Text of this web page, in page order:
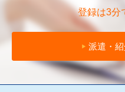
登録は3分
派遣・